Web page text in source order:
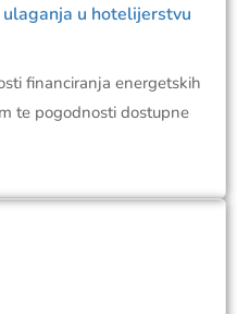
u hotelijerstvu
financiranja energetskih
te pogodnosti dostupne